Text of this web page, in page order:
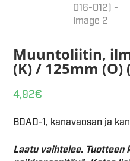
Muuntoliitin,
(K) / 125mm (O)
4,92€
BDAD-1, kanavaosan ja
Laatu vaihtelee. Tuotteen